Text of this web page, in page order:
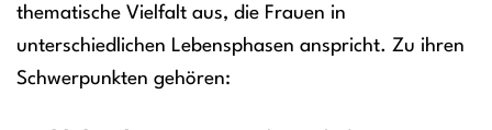
thematische Vielfalt aus, die Frauen in
unterschiedlichen Lebensphasen anspricht. Zu ihren
Schwerpunkten gehören: